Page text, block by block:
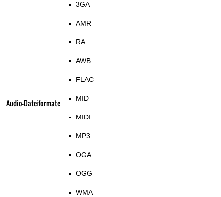
Audio-Dateiformate
3GA
AMR
RA
AWB
FLAC
MID
MIDI
MP3
OGA
OGG
WMA